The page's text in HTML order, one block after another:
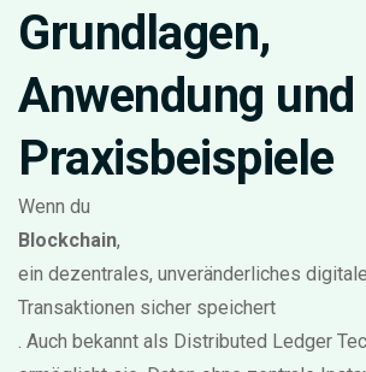
Grundlagen,
Anwendung und
Praxisbeispiele
Wenn du
Blockchain,
ein dezentrales, unveränderliches
Transaktionen sicher speichert
. Auch bekannt als Distributed Ledger